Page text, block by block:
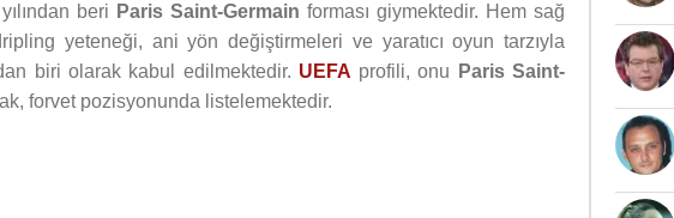
beri Paris Saint-Germain forması giymektedir. Hem sağ
yeteneği, ani yön değiştirmeleri ve yaratıcı oyun tarzıyla
biri olarak kabul edilmektedir. UEFA profili, onu
Paris Saint-
forvet pozisyonunda listelemektedir.